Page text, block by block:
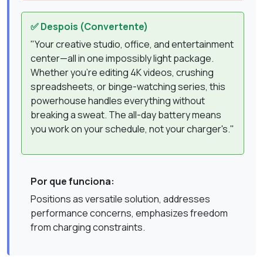
✅ Despois (Convertente)
"Your creative studio, office, and entertainment
center—all in one impossibly light package.
Whether you're editing 4K videos, crushing
spreadsheets, or binge-watching series, this
powerhouse handles everything without
breaking a sweat. The all-day battery means
you work on your schedule, not your charger's."
Por que funciona:
Positions as versatile solution, addresses
performance concerns, emphasizes freedom
from charging constraints.